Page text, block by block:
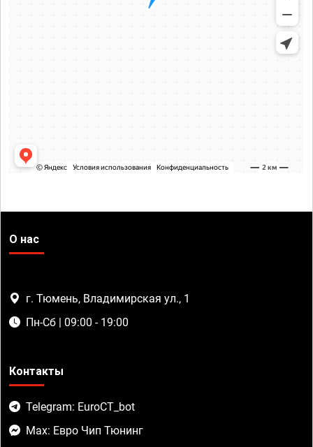
О нас
г. Тюмень, Владимирская ул., 1
Пн-Сб | 09:00 - 19:00
Контакты
Telegram: EuroCT_bot
Max: Евро Чип Тюнинг